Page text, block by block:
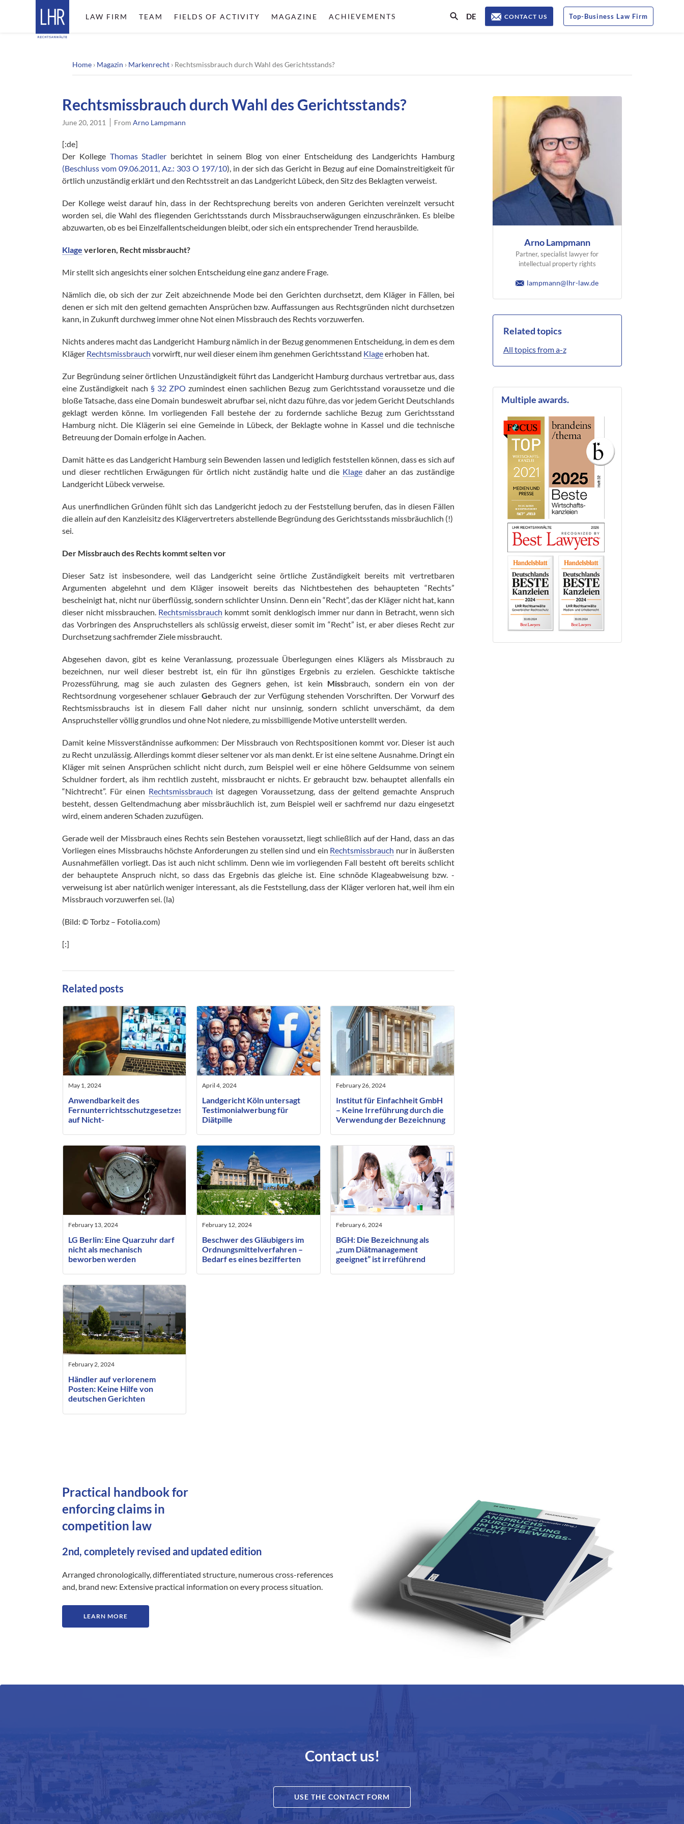
Top-Business Law Firm
CONTACT US
LAW FIRM TEAM FIELDS OF ACTIVITY MAGAZINE ACHIEVEMENTS DE
Home › Magazin › Markenrecht › Rechtsmissbrauch durch Wahl des Gerichtsstands?
Rechtsmissbrauch durch Wahl des Gerichtsstands?
June 20, 2011 FromArno Lampmann
[:de]
Der Kollege Thomas Stadler berichtet in seinem Blog von einer Entscheidung des Landgerichts Hamburg
(Beschluss vom 09.06.2011, Az.: 303 O 197/10), in der sich das Gericht in Bezug auf eine Domainstreitigkeit für
örtlich unzuständig erklärt und den Rechtsstreit an das Landgericht Lübeck, den Sitz des Beklagten verweist.
Der Kollege weist darauf hin, dass in der Rechtsprechung bereits von anderen Gerichten vereinzelt versucht
worden sei, die Wahl des fliegenden Gerichtsstands durch Missbrauchserwägungen einzuschränken. Es bleibe
abzuwarten, ob es bei Einzelfallentscheidungen bleibt, oder sich ein entsprechender Trend herausbilde.
Klage verloren, Recht missbraucht?
Mir stellt sich angesichts einer solchen Entscheidung eine ganz andere Frage.
Nämlich die, ob sich der zur Zeit abzeichnende Mode bei den Gerichten durchsetzt, dem Kläger in Fällen, bei
denen er sich mit den geltend gemachten Ansprüchen bzw. Auffassungen aus Rechtsgründen nicht durchsetzen
kann, in Zukunft durchweg immer ohne Not einen Missbrauch des Rechts vorzuwerfen.
Nichts anderes macht das Landgericht Hamburg nämlich in der Bezug genommenen Entscheidung, in dem es dem
Kläger Rechtsmissbrauch vorwirft, nur weil dieser einem ihm genehmen Gerichtsstand Klageerhoben hat.
Zur Begründung seiner örtlichen Unzuständigkeit führt das Landgericht Hamburg durchaus vertretbar aus, dass
eine Zuständigkeit nach § 32 ZPO zumindest einen sachlichen Bezug zum Gerichtsstand voraussetze und die
bloße Tatsache, dass eine Domain bundesweit abrufbar sei, nicht dazu führe, das vor jedem Gericht Deutschlands
geklagt werden könne. Im vorliegenden Fall bestehe der zu fordernde sachliche Bezug zum Gerichtsstand
Hamburg nicht. Die Klägerin sei eine Gemeinde in Lübeck, der Beklagte wohne in Kassel und die technische
Betreuung der Domain erfolge in Aachen.
Damit hätte es das Landgericht Hamburg sein Bewenden lassen und lediglich feststellen können, dass es sich auf
und dieser rechtlichen Erwägungen für örtlich nicht zuständig halte und die Klage daher an das zuständige
Landgericht Lübeck verweise.
Aus unerfindlichen Gründen fühlt sich das Landgericht jedoch zu der Feststellung berufen, das in diesen Fällen
die allein auf den Kanzleisitz des Klägervertreters abstellende Begründung des Gerichtsstands missbräuchlich (!)
sei.
Der Missbrauch des Rechts kommt selten vor
Dieser Satz ist insbesondere, weil das Landgericht seine örtliche Zuständigkeit bereits mit vertretbaren
Argumenten abgelehnt und dem Kläger insoweit bereits das Nichtbestehen des behaupteten “Rechts”
bescheinigt hat, nicht nur überflüssig, sondern schlichter Unsinn. Denn ein “Recht”, das der Kläger nicht hat, kann
dieser nicht missbrauchen. Rechtsmissbrauch kommt somit denklogisch immer nur dann in Betracht, wenn sich
das Vorbringen des Anspruchstellers als schlüssig erweist, dieser somit im “Recht” ist, er aber dieses Recht zur
Durchsetzung sachfremder Ziele missbraucht.
Abgesehen davon, gibt es keine Veranlassung, prozessuale Überlegungen eines Klägers als Missbrauch zu
bezeichnen, nur weil dieser bestrebt ist, ein für ihn günstiges Ergebnis zu erzielen. Geschickte taktische
Prozessführung, mag sie auch zulasten des Gegners gehen, ist kein Missbrauch, sondern ein von der
Rechtsordnung vorgesehener schlauerGebrauch der zur Verfügung stehenden Vorschriften. Der Vorwurf des
Rechtsmissbrauchs ist in diesem Fall daher nicht nur unsinnig, sondern schlicht unverschämt, da dem
Anspruchsteller völlig grundlos und ohne Not niedere, zu missbilligende Motive unterstellt werden.
Damit keine Missverständnisse aufkommen: Der Missbrauch von Rechtspositionen kommt vor. Dieser ist auch
zu Recht unzulässig. Allerdings kommt dieser seltener vor als man denkt. Er ist eine seltene Ausnahme. Dringt ein
Kläger mit seinen Ansprüchen schlicht nicht durch, zum Beispiel weil er eine höhere Geldsumme von seinem
Schuldner fordert, als ihm rechtlich zusteht, missbraucht er nichts. Er gebraucht bzw. behauptet allenfalls ein
“Nichtrecht”. Für einen Rechtsmissbrauch ist dagegen Voraussetzung, dass der geltend gemachte Anspruch
besteht, dessen Geltendmachung aber missbräuchlich ist, zum Beispiel weil er sachfremd nur dazu eingesetzt
wird, einem anderen Schaden zuzufügen.
Gerade weil der Missbrauch eines Rechts sein Bestehen voraussetzt, liegt schließlich auf der Hand, dass an das
Vorliegen eines Missbrauchs höchste Anforderungen zu stellen sind und ein Rechtsmissbrauch nur in äußersten
Ausnahmefällen vorliegt. Das ist auch nicht schlimm. Denn wie im vorliegenden Fall besteht oft bereits schlicht
der behauptete Anspruch nicht, so dass das Ergebnis das gleiche ist. Eine schnöde Klageabweisung bzw. -
verweisung ist aber natürlich weniger interessant, als die Feststellung, dass der Kläger verloren hat, weil ihm ein
Missbrauch vorzuwerfen sei. (la)
(Bild: © Torbz – Fotolia.com)
[:]
Related posts
May 1, 2024
Anwendbarkeit des
Fernunterrichtsschutzgesetzes
auf Nicht-
April 4, 2024
Landgericht Köln untersagt
Testimonialwerbung für
Diätpille
February 26, 2024
Institut für Einfachheit GmbH
– Keine Irreführung durch die
Verwendung der Bezeichnung
February 13, 2024
LG Berlin: Eine Quarzuhr darf
nicht als mechanisch
beworben werden
February 12, 2024
Beschwer des Gläubigers im
Ordnungsmittelverfahren –
Bedarf es eines bezifferten
February 6, 2024
BGH: Die Bezeichnung als
„zum Diätmanagement
geeignet” ist irreführend
February 2, 2024
Händler auf verlorenem
Posten: Keine Hilfe von
deutschen Gerichten
Arno Lampmann
Partner, specialist lawyer for
intellectual property rights
lampmann@lhr-law.de
Related topics
All topics from a-z
Multiple awards.
Practical handbook for
enforcing claims in
competition law
2nd, completely revised and updated edition
Arranged chronologically, differentiated structure, numerous cross-references
and, brand new: Extensive practical information on every process situation.
LEARN MORE
Contact us!
USE THE CONTACT FORM